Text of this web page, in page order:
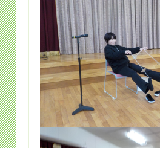
令和7年度
予定）につ
2024年8月30日
令和7年度
2024年8月29日